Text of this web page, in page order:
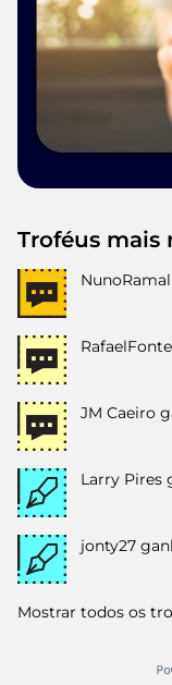
Troféus mais
JM Caeiro
Larry Pires
jonty27
Mostrar todos os